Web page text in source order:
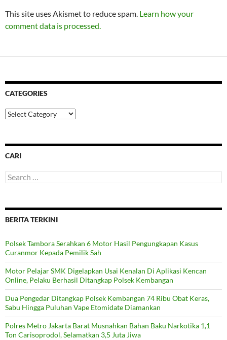
This site uses Akismet to reduce spam. Learn how your
comment data is processed.
CATEGORIES
Categories
CARI
Search
for:
BERITA TERKINI
Polsek Tambora Serahkan 6 Motor Hasil Pengungkapan Kasus
Curanmor Kepada Pemilik Sah
Motor Pelajar SMK Digelapkan Usai Kenalan Di Aplikasi Kencan
Online, Pelaku Berhasil Ditangkap Polsek Kembangan
Dua Pengedar Ditangkap Polsek Kembangan 74 Ribu Obat Keras,
Sabu Hingga Puluhan Vape Etomidate Diamankan
Polres Metro Jakarta Barat Musnahkan Bahan Baku Narkotika 1,1
Ton Carisoprodol, Selamatkan 3,5 Juta Jiwa